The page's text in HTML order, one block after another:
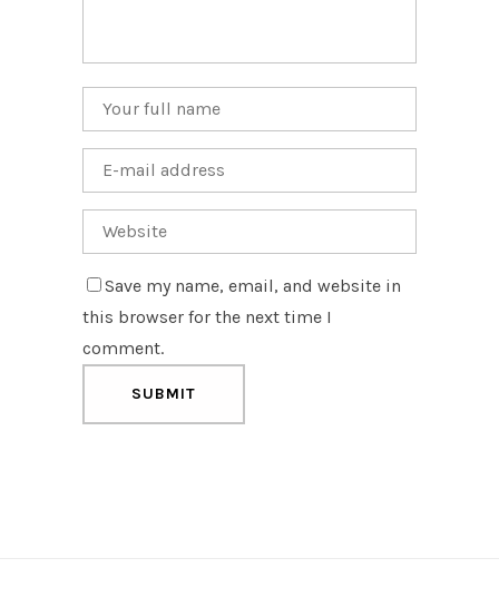
Save my name, email, and website in
this browser for the next time I
comment.